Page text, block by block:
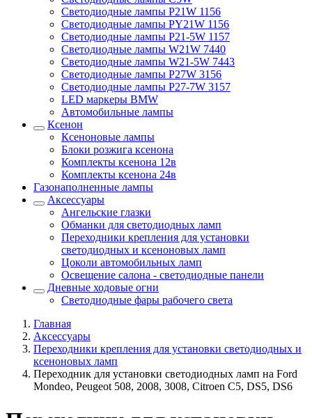
Светодиодные лампы P21W 1156
Светодиодные лампы PY21W 1156
Светодиодные лампы P21-5W 1157
Светодиодные лампы W21W 7440
Светодиодные лампы W21-5W 7443
Светодиодные лампы P27W 3156
Светодиодные лампы P27-7W 3157
LED маркеры BMW
Автомобильные лампы
Ксенон
Ксеноновые лампы
Блоки розжига ксенона
Комплекты ксенона 12в
Комплекты ксенона 24в
Газонаполненные лампы
Аксессуары
Ангельские глазки
Обманки для светодиодных ламп
Переходники крепления для установки
светодиодных и ксеноновых ламп
Цоколи автомобильных ламп
Освещение салона - светодиодные панели
Дневные ходовые огни
Светодиодные фары рабочего света
Главная
Аксессуары
Переходники крепления для установки светодиодных и
ксеноновых ламп
Переходник для установки светодиодных ламп на Ford
Mondeo, Peugeot 508, 2008, 3008, Citroen C5, DS5, DS6